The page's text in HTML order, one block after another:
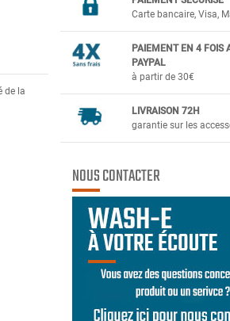
de la
Carte bancaire, Visa,
PAIEMENT EN 4 FOIS
PAYPAL
à partir de 30€
LIVRAISON 72H
garantie sur les
NOUS CONTACTER